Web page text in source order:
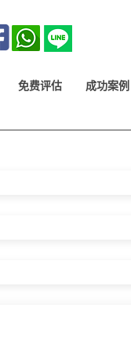
免费评估 成功案例